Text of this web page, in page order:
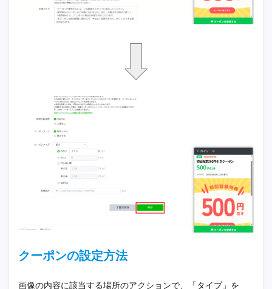
クーポンの設定方法
画像の内容に該当する場所のアクションで、「タイプ」を